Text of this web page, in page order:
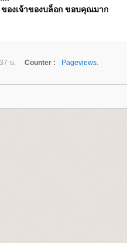
องเจ้าของบล็อก ขอบคุณมาก
น. Counter :
Pageviews.